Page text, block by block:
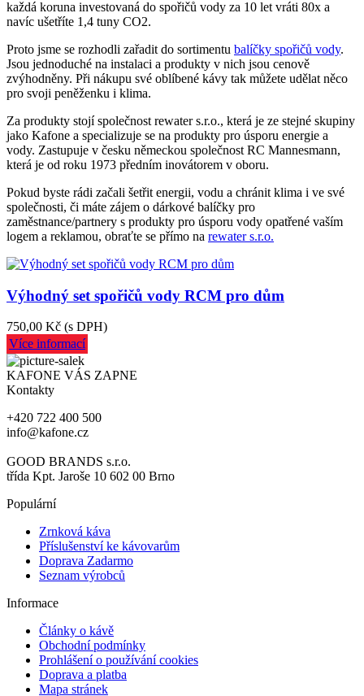
každá koruna investovaná do spořičů vody za 10 let vráti 80x a
navíc ušetříte 1,4 tuny CO2.
Proto jsme se rozhodli zařadit do sortimentu balíčky spořičů vody.
Jsou jednoduché na instalaci a produkty v nich jsou cenově
zvýhodněny. Při nákupu své oblíbené kávy tak můžete udělat něco
pro svoji peněženku i klima.
Za produkty stojí společnost rewater s.r.o., která je ze stejné skupiny
jako Kafone a specializuje se na produkty pro úsporu energie a
vody. Zastupuje v česku německou společnost RC Mannesmann,
která je od roku 1973 předním inovátorem v oboru.
Pokud byste rádi začali šetřit energii, vodu a chránit klima i ve své
společnosti, či máte zájem o dárkové balíčky pro
zaměstnance/partnery s produkty pro úsporu vody opatřené vaším
logem a reklamou, obraťte se přímo na rewater s.r.o.
Výhodný set spořičů vody RCM pro dům
750,00 Kč (s DPH)
Více informací
KAFONE VÁS ZAPNE
Kontakty
+420 722 400 500
info@kafone.cz
GOOD BRANDS s.r.o.
třída Kpt. Jaroše 10 602 00 Brno
Populární
Zrnková káva
Příslušenství ke kávovarům
Doprava Zadarmo
Seznam výrobců
Informace
Články o kávě
Obchodní podmínky
Prohlášení o používání cookies
Doprava a platba
Mapa stránek